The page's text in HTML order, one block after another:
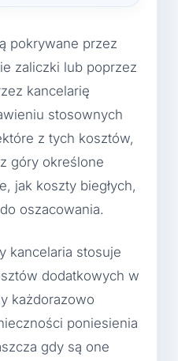
pokrywane przez
zaliczki lub poprzez
kancelarię
stosownych
z tych kosztów,
góry określone
jak koszty biegłych,
oszacowania.
kancelaria stosuje
dodatkowych w
każdorazowo
poniesienia
gdy są one